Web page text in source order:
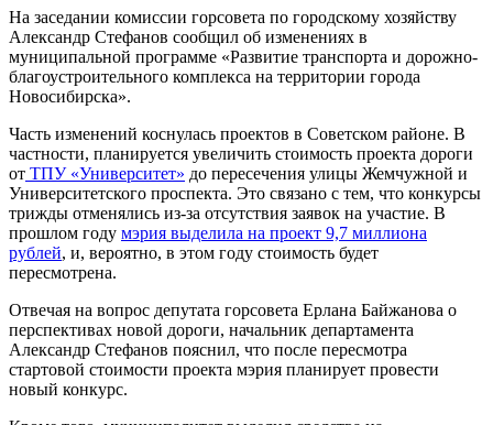
На заседании комиссии горсовета по городскому хозяйству
Александр Стефанов сообщил об изменениях в
муниципальной программе «Развитие транспорта и дорожно-
благоустроительного комплекса на территории города
Новосибирска».
Часть изменений коснулась проектов в Советском районе. В
частности, планируется увеличить стоимость проекта дороги
от ТПУ «Университет» до пересечения улицы Жемчужной и
Университетского проспекта. Это связано с тем, что конкурсы
трижды отменялись из-за отсутствия заявок на участие. В
прошлом году мэрия выделила на проект 9,7 миллиона
рублей, и, вероятно, в этом году стоимость будет
пересмотрена.
Отвечая на вопрос депутата горсовета Ерлана Байжанова о
перспективах новой дороги, начальник департамента
Александр Стефанов пояснил, что после пересмотра
стартовой стоимости проекта мэрия планирует провести
новый конкурс.